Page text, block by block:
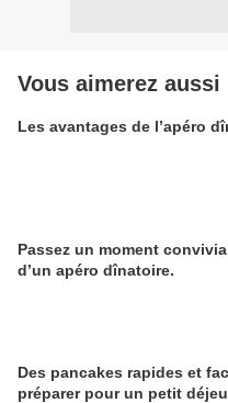
Vous aimerez aussi
Les avantages de l’apéro
Passez un moment
d’un apéro dînatoire.
Des pancakes rapides et
préparer pour un petit